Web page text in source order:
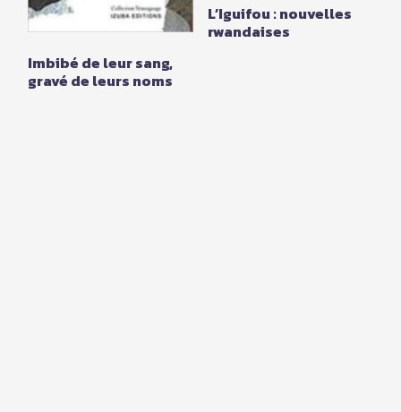
Imbibé de leur sang,
gravé de leurs noms
L’Iguifou : nouvelles
rwandaises